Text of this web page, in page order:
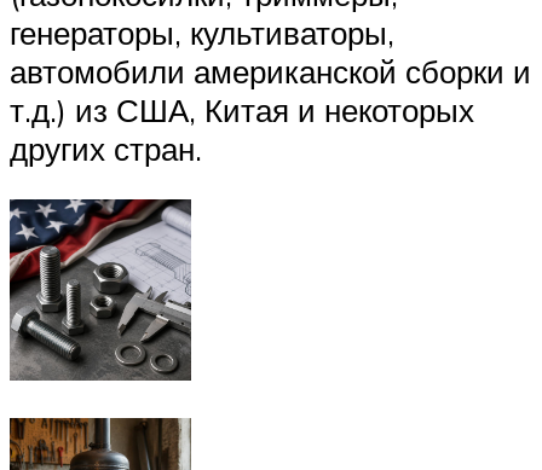
генераторы, культиваторы,
автомобили американской сборки и
т.д.) из США, Китая и некоторых
других стран.